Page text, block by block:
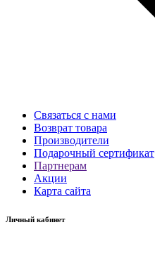
Связаться с нами
Возврат товара
Производители
Подарочный сертификат
Партнерам
Акции
Карта сайта
Личный кабинет